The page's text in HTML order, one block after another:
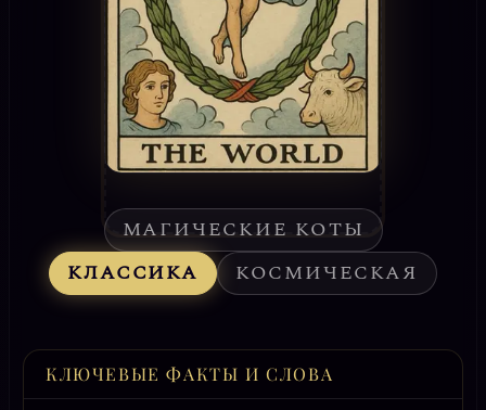
МАГИЧЕСКИЕ КОТЫ
КЛАССИКА
КОСМИЧЕСКАЯ
КЛЮЧЕВЫЕ ФАКТЫ И СЛОВА